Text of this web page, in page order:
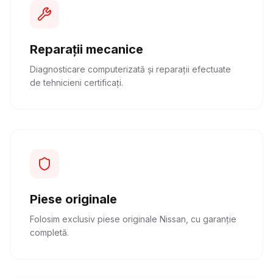
Reparații mecanice
Diagnosticare computerizată și reparații efectuate
de tehnicieni certificați.
Piese originale
Folosim exclusiv piese originale Nissan, cu garanție
completă.